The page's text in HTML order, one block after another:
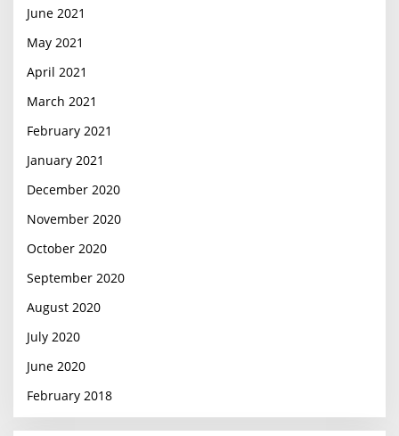
June 2021
May 2021
April 2021
March 2021
February 2021
January 2021
December 2020
November 2020
October 2020
September 2020
August 2020
July 2020
June 2020
February 2018